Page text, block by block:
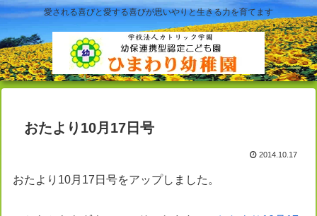
愛される喜びと愛する喜びが思いやりと生きる力を育てます
おたより10月17日号
2014.10.17
おたより10月17日号をアップしました。